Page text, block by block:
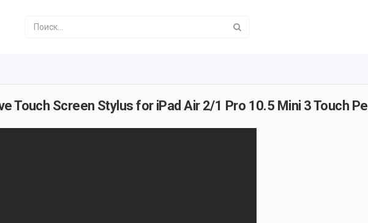
Touch Screen Stylus for iPad Air 2/1 Pro 10.5 Mini 3 Touch Pe